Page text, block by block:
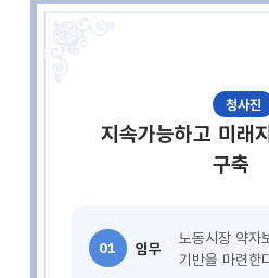
청사진
지속가능하고 미래
구축
01 임무
노동시장 약자
기반을 마련한